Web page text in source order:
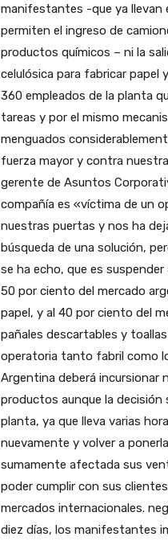
manifestantes -que ya llevan
permiten el ingreso de
productos químicos – ni la
celulósica para fabricar papel
360 empleados de la planta
tareas y por el mismo
menguados
fuerza mayor y contra
gerente de Asuntos
compañía es «víctima de un
nuestras puertas y nos ha
búsqueda de una solución,
se ha echo, que es
50 por ciento del mercado
papel, y al 40 por ciento del
pañales descartables y
operatoria tanto fabril como
Argentina deberá incursionar
productos aunque la decisión
planta, ya que lleva varias
nuevamente y volver a
sumamente afectada sus
poder cumplir con sus
mercados internacionales.
diez días, los manifestantes